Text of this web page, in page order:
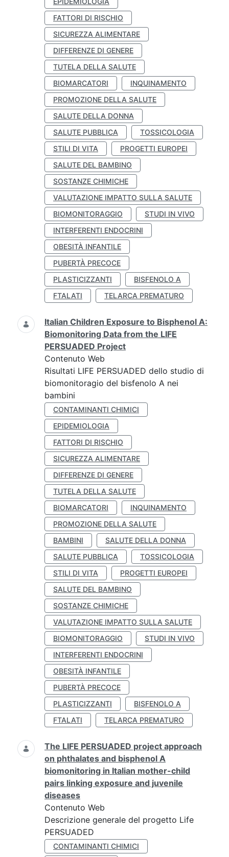
FATTORI DI RISCHIO
SICUREZZA ALIMENTARE
DIFFERENZE DI GENERE
TUTELA DELLA SALUTE
BIOMARCATORI
INQUINAMENTO
PROMOZIONE DELLA SALUTE
SALUTE DELLA DONNA
SALUTE PUBBLICA
TOSSICOLOGIA
STILI DI VITA
PROGETTI EUROPEI
SALUTE DEL BAMBINO
SOSTANZE CHIMICHE
VALUTAZIONE IMPATTO SULLA SALUTE
BIOMONITORAGGIO
STUDI IN VIVO
INTERFERENTI ENDOCRINI
OBESITÀ INFANTILE
PUBERTÀ PRECOCE
PLASTICIZZANTI
BISFENOLO A
FTALATI
TELARCA PREMATURO
Italian Children Exposure to Bisphenol A:
Biomonitoring Data from the LIFE
PERSUADED Project
Contenuto Web
Risultati LIFE PERSUADED dello studio di
biomonitoragio del bisfenolo A nei
bambini
CONTAMINANTI CHIMICI
EPIDEMIOLOGIA
FATTORI DI RISCHIO
SICUREZZA ALIMENTARE
DIFFERENZE DI GENERE
TUTELA DELLA SALUTE
BIOMARCATORI
INQUINAMENTO
PROMOZIONE DELLA SALUTE
BAMBINI
SALUTE DELLA DONNA
SALUTE PUBBLICA
TOSSICOLOGIA
STILI DI VITA
PROGETTI EUROPEI
SALUTE DEL BAMBINO
SOSTANZE CHIMICHE
VALUTAZIONE IMPATTO SULLA SALUTE
BIOMONITORAGGIO
STUDI IN VIVO
INTERFERENTI ENDOCRINI
OBESITÀ INFANTILE
PUBERTÀ PRECOCE
PLASTICIZZANTI
BISFENOLO A
FTALATI
TELARCA PREMATURO
The LIFE PERSUADED project approach
on phthalates and bisphenol A
biomonitoring in Italian mother-child
pairs linking exposure and juvenile
diseases
Contenuto Web
Descrizione generale del progetto Life
PERSUADED
CONTAMINANTI CHIMICI